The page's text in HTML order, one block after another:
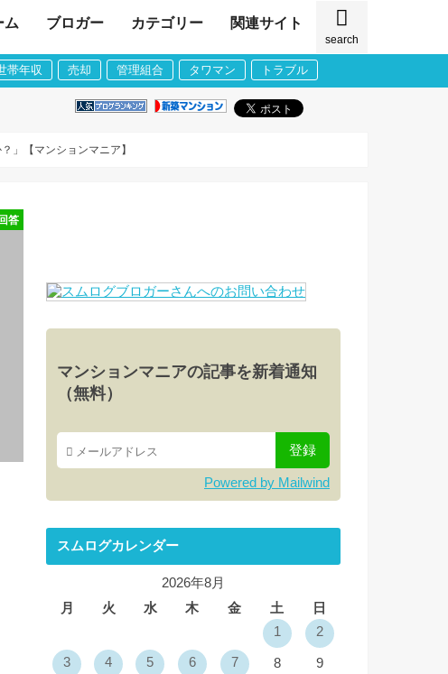
search
ム ブロガー カテゴリー 関連サイト
帯年収 売却 管理組合 タワマン トラブル
」【マンションマニア】
答
マンションマニアの記事を新着通知
（無料）
Powered by Mailwind
スムログカレンダー
2026年8月
月
火 水 木 金 土
日
1
2
3 4 5 6 7 8 9